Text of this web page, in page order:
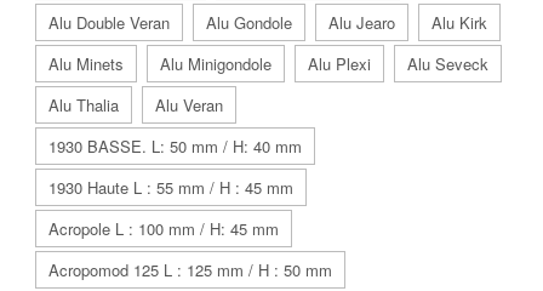
Alu Double Veran
Alu Gondole Alu Jearo
Alu Kirk
Alu Minets
Alu Minigondole Alu Plexi
Alu Seveck
Alu Thalia
Alu Veran
1930 BASSE. L: 50 mm / H: 40 mm
1930 Haute L : 55 mm / H : 45 mm
Acropole L : 100 mm / H: 45 mm
Acropomod 125 L : 125 mm / H : 50 mm